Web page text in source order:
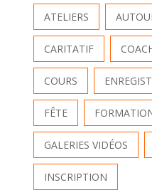
ATELIERS
CARITATIF
COURS
FÊTE
GALERIES VIDÉOS
INSCRIPTION